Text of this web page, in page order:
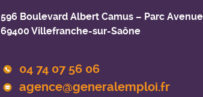
596 Boulevard Albert Camus – Parc
69400 Villefranche-sur-Saône
04 74 07 56 06
agence@generalemploi.fr